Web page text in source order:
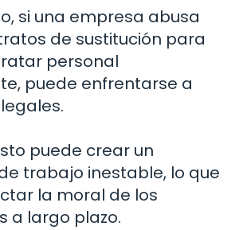
si una empresa abusa
de sustitución para
personal
puede enfrentarse a
puede crear un
trabajo inestable, lo que
la moral de los
a largo plazo.